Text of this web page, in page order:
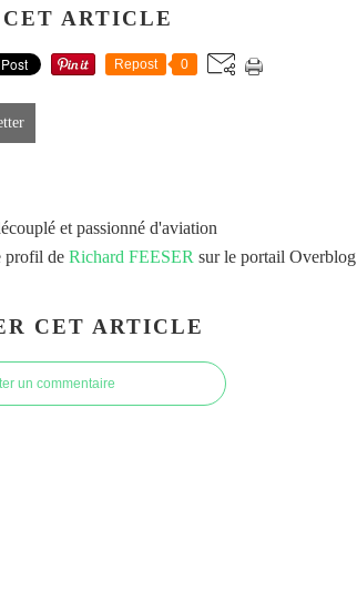
ARTICLE
Repost 0
et passionné d'aviation
profil de Richard FEESER sur le portail Overblog
CET ARTICLE
un commentaire